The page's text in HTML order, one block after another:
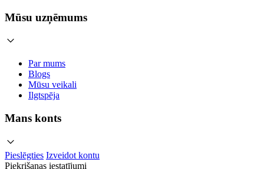
Mūsu uzņēmums
Par mums
Blogs
Mūsu veikali
Ilgtspēja
Mans konts
Pieslēgties Izveidot kontu
Piekrišanas iestatījumi